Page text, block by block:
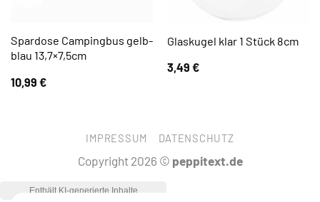
Spardose Campingbus gelb-
blau 13,7×7,5cm
10,99 €
Glaskugel klar 1 Stück 8cm
3,49 €
IMPRESSUM DATENSCHUTZ
Copyright 2026 © peppitext.de